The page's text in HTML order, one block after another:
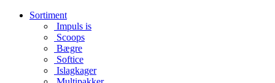
Sortiment
Impuls is
Scoops
Bægre
Softice
Islagkager